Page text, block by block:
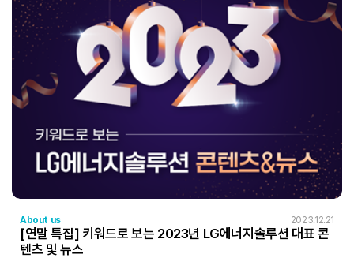
About us 2023.12.21
[연말 특집] 키워드로 보는 2023년 LG에너지솔루션 대표 콘
텐츠 및 뉴스